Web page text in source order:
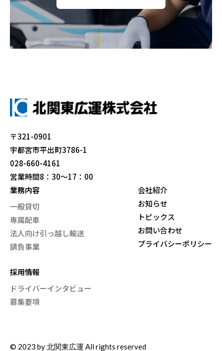
〒321-0901
宇都宮市平出町3786-1
028-660-4161
営業時間8：30～17：00
業務内容
一般貸切
専属配車
法人向け引っ越し輸送
請負事業
採用情報
ドライバーインタビュー
募集要項
会社紹介
お知らせ
トピックス
お問い合わせ
プライバシーポリシー
© 2023 by北関東広運 All rights reserved